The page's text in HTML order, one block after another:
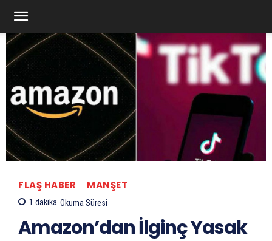
FLAŞ HABER MANŞET
1 dakika Okuma Süresi
Amazon’dan İlginç Yasak